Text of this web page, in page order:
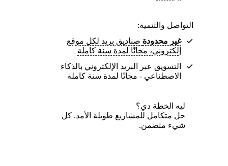
التواصل والتنمية:
غير محدودة صناديق بريد لكل موقع
إلكتروني، مجانًا لمدة سنة كاملة
التسويق عبر البريد الإلكتروني بالذكاء
الاصطناعي - مجانًا لمدة سنة كاملة
ليه الخطة دي؟
حل متكامل للمشاريع طويلة الأمد. كل
شيء متضمن.